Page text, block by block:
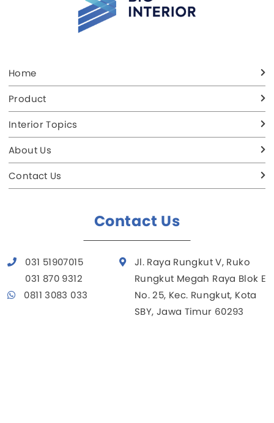
Home
Product
Interior Topics
About Us
Contact Us
Contact Us
031 51907015
031 870 9312
0811 3083 033
Jl. Raya Rungkut V, Ruko
Rungkut Megah Raya Blok E
No. 25, Kec. Rungkut, Kota
SBY, Jawa Timur 60293